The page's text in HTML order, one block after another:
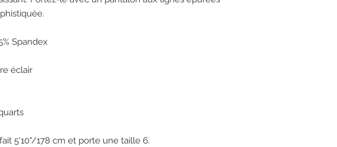
Spandex
éclair
5'10"/178 cm et porte une taille 6.